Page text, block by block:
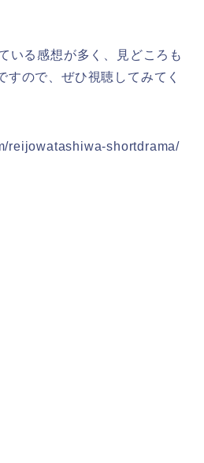
いる感想が多く、見どころも
すので、ぜひ視聴してみてく
reijowatashiwa-shortdrama/